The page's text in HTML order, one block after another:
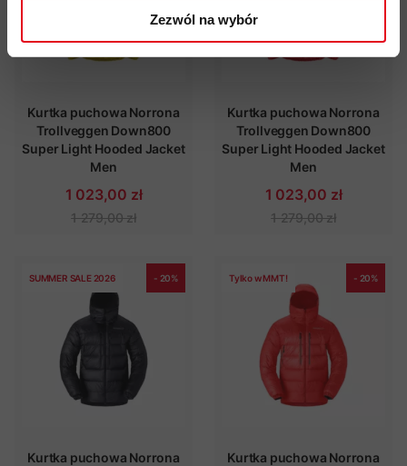
Zezwól na wybór
Kurtka puchowa Norrona
Trollveggen Down800
Super Light Hooded Jacket
Men
1 023,00 zł
1 279,00 zł
Kurtka puchowa Norrona
Trollveggen Down800
Super Light Hooded Jacket
Men
1 023,00 zł
1 279,00 zł
SUMMER SALE 2026 - 20%
Kurtka puchowa Norrona
Tylko w MMT! - 20%
Kurtka puchowa Norrona